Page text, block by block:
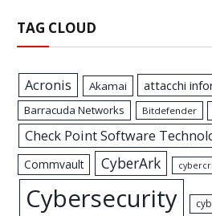
TAG CLOUD
Acronis Akamai attacchi
Barracuda Networks Bitdefender
Check Point Software
Commvault CyberArk
Cybersecurity